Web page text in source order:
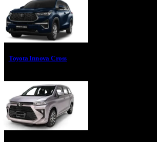
Toyota Innova Cross